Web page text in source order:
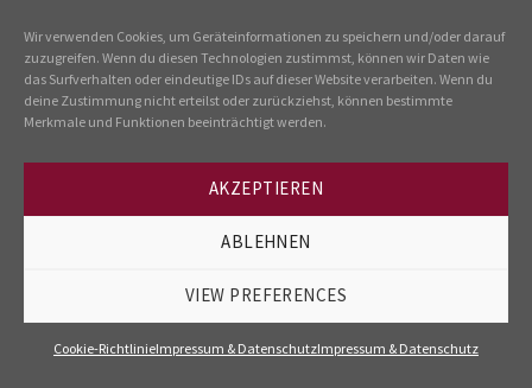
Wir verwenden Cookies, um Geräteinformationen zu speichern und/oder darauf
zuzugreifen. Wenn du diesen Technologien zustimmst, können wir Daten wie
das Surfverhalten oder eindeutige IDs auf dieser Website verarbeiten. Wenn du
deine Zustimmung nicht erteilst oder zurückziehst, können bestimmte
Merkmale und Funktionen beeinträchtigt werden.
AKZEPTIEREN
ABLEHNEN
VIEW PREFERENCES
Cookie-RichtlinieImpressum & DatenschutzImpressum & Datenschutz
Kommentare und Trackbacks sind derzeit geschlossen.
←vorherige Seite
Nächste→
---